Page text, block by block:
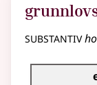
substantiv